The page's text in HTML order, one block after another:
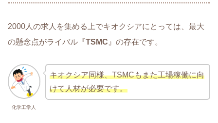
2000人の求人を集める上でキオクシアにとっては、最大
の懸念点がライバル『TSMC 』の存在です。
化学工学人
キオクシア同様、TSMCもまた工場稼働に向
けて人材が必要です。